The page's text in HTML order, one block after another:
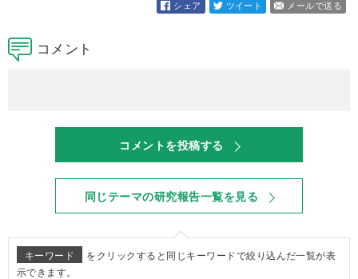
シェア
ツイート メールで送る
コメント
コメントを投稿する
同じテーマの研究報告一覧を見る
キーワード
をクリックすると同じキーワードで絞り込んだ一覧が表
示できます。